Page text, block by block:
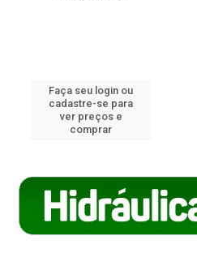
Faça seu login ou
cadastre-se para
ver preços e
comprar